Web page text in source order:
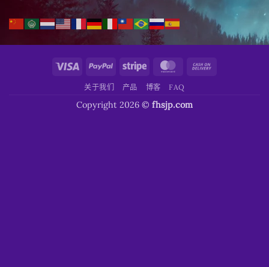
Visa PayPal Stripe MasterCard
关于我们 产品 博客 FAQ
Copyright 2026 © fhsjp.com